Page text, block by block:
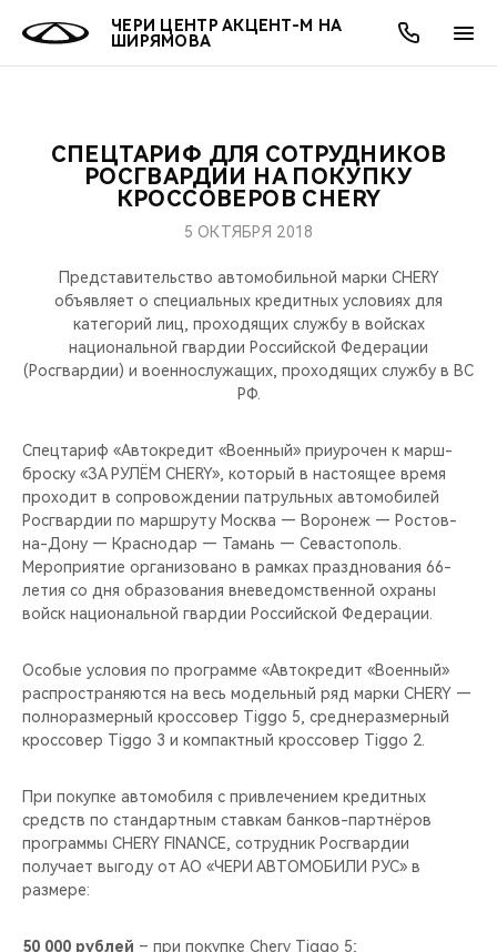
ЧЕРИ ЦЕНТР АКЦЕНТ-М НА
ШИРЯМОВА
МОДЕЛИ
КРОССОВЕРЫ
СЕДАНЫ
ПОКУПАТЕЛЯМ
КРЕДИТ И СТРАХОВАНИЕ
ВЛАДЕЛЬЦАМ
ЗАПЧАСТИ И АКСЕССУАРЫ
ПОДДЕРЖКА
МИР CHERY
О БРЕНДЕ
CHERY В СОЦСЕТЯХ
БЛАГОТВОРИТЕЛЬНОСТЬ
CHERY REMOTE
CHERY И СПОРТ
НАШИ МЕРОПРИЯТИЯ
ВИДЕООБЗОРЫ
CHERY ДЛЯ ДЕТЕЙ
АКЦИИ
ОНЛАЙН СЕРВИСЫ
КРЕДИТ
О КОМПАНИИ
МЫ В СОЦСЕТЯХ
СПЕЦТАРИФ ДЛЯ СОТРУДНИКОВ
РОСГВАРДИИ НА ПОКУПКУ
КРОССОВЕРОВ CHERY
5 ОКТЯБРЯ 2018
Представительство автомобильной марки CHERY
объявляет о специальных кредитных условиях для
категорий лиц, проходящих службу в войсках
национальной гвардии Российской Федерации
(Росгвардии) и военнослужащих, проходящих службу в ВС
РФ.
Спецтариф «Автокредит «Военный» приурочен к марш-
броску «ЗА РУЛЁМ CHERY», который в настоящее время
проходит в сопровождении патрульных автомобилей
Росгвардии по маршруту Москва — Воронеж — Ростов-
на-Дону — Краснодар — Тамань — Севастополь.
Мероприятие организовано в рамках празднования 66-
летия со дня образования вневедомственной охраны
войск национальной гвардии Российской Федерации.
Особые условия по программе «Автокредит «Военный»
распространяются на весь модельный ряд марки CHERY —
полноразмерный кроссовер Tiggo 5, среднеразмерный
кроссовер Tiggo 3 и компактный кроссовер Tiggo 2.
При покупке автомобиля с привлечением кредитных
средств по стандартным ставкам банков-партнёров
программы CHERY FINANCE, сотрудник Росгвардии
получает выгоду от АО «ЧЕРИ АВТОМОБИЛИ РУС» в
размере:
50 000 рублей – при покупке Chery Tiggo 5;